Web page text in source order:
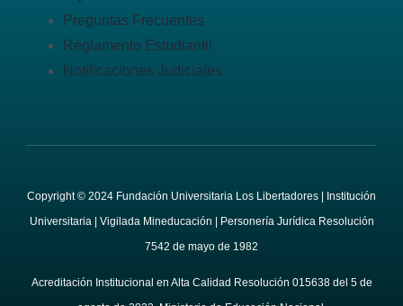
Preguntas Frecuentes
Reglamento Estudiantil
Notificaciones Judiciales
Copyright © 2024 Fundación Universitaria Los Libertadores | Institución
Universitaria | Vigilada Mineducación | Personería Jurídica Resolución
7542 de mayo de 1982
Acreditación Institucional en Alta Calidad Resolución 015638 del 5 de